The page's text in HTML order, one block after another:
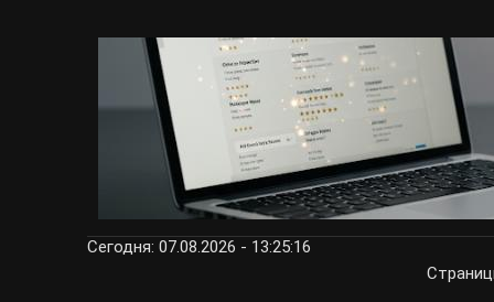
Сегодня: 07.08.2026 - 13:25:16